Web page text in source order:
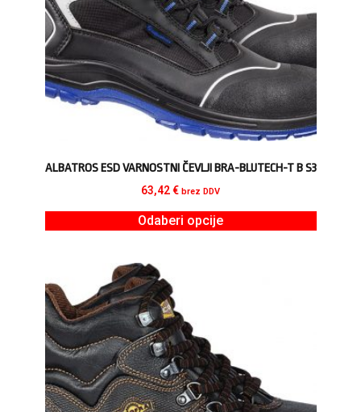
ALBATROS ESD VARNOSTNI ČEVLJI BRA-BLUTECH-T B S3
63,42€ brez DDV
Odaberi opcije